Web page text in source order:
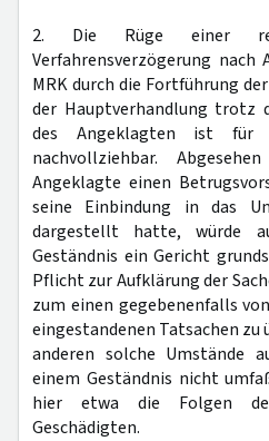
2. Die Rüge einer
Verfahrensverzögerung
MRK durch die Fortführung
der Hauptverhandlung trotz
des Angeklagten ist für
nachvollziehbar.
Angeklagte einen
seine Einbindung in das
dargestellt hatte, würde
Geständnis ein Gericht
Pflicht zur Aufklärung der
zum einen gegebenenfalls
eingestandenen Tatsachen zu
anderen solche Umstände
einem Geständnis nicht
hier etwa die Folgen
Geschädigten.